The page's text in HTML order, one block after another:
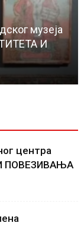
музеја
И
центра
ПОВЕЗИВАЊА